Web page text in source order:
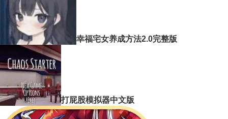
幸福宅女养成方法2.0完整版
打屁股模拟器中文版